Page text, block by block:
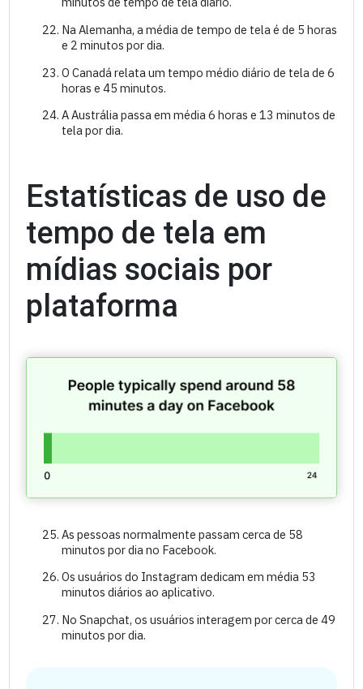
Na Alemanha, a média de tempo de tela é de 5 horas
e 2 minutos por dia.
O Canadá relata um tempo médio diário de tela de 6
horas e 45 minutos.
A Austrália passa em média 6 horas e 13 minutos de
tela por dia.
Estatísticas de uso de
tempo de tela em
mídias sociais por
plataforma
As pessoas normalmente passam cerca de 58
minutos por dia no Facebook.
Os usuários do Instagram dedicam em média 53
minutos diários ao aplicativo.
No Snapchat, os usuários interagem por cerca de 49
minutos por dia.